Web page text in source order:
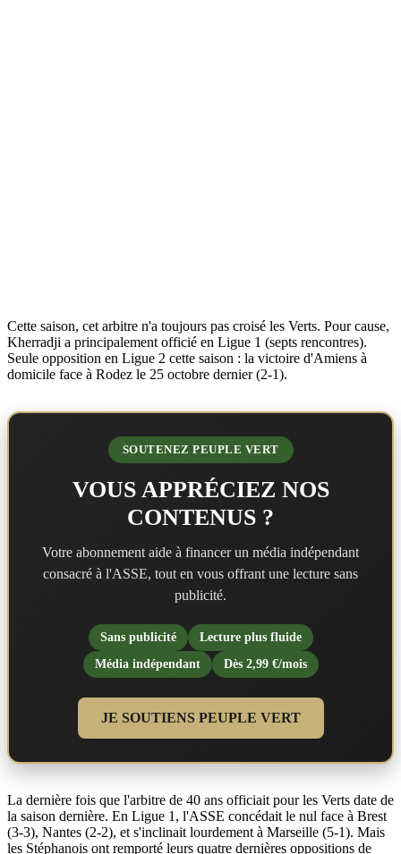
Cette saison, cet arbitre n'a toujours pas croisé les Verts. Pour cause,
Kherradji a principalement officié en Ligue 1 (septs rencontres).
Seule opposition en Ligue 2 cette saison : la victoire d'Amiens à
domicile face à Rodez le 25 octobre dernier (2-1).
SOUTENEZ PEUPLE VERT
VOUS APPRÉCIEZ NOS
CONTENUS ?
Votre abonnement aide à financer un média indépendant
consacré à l'ASSE, tout en vous offrant une lecture sans
publicité.
Sans publicité
Lecture plus fluide
Média indépendant
Dès 2,99 €/mois
JE SOUTIENS PEUPLE VERT
La dernière fois que l'arbitre de 40 ans officiait pour les Verts date de
la saison dernière. En Ligue 1, l'ASSE concédait le nul face à Brest
(3-3), Nantes (2-2), et s'inclinait lourdement à Marseille (5-1). Mais
les Stéphanois ont remporté leurs quatre dernières oppositions de